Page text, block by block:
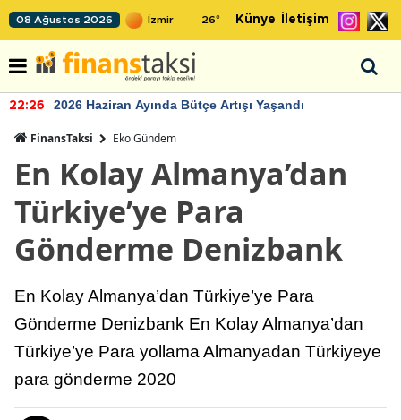
08 Ağustos 2026 26° Künye İletişim
22:26 2026 Haziran Ayında Bütçe Artışı Yaşandı
FinansTaksi Eko Gündem
En Kolay Almanya’dan
Türkiye’ye Para
Gönderme Denizbank
En Kolay Almanya’dan Türkiye’ye Para
Gönderme Denizbank En Kolay Almanya’dan
Türkiye’ye Para yollama Almanyadan Türkiyeye
para gönderme 2020